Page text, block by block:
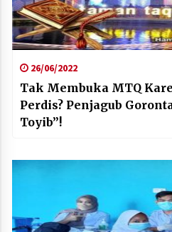
26/06/2022
Tak Membuka MTQ
Perdis? Penjagub
Toyib”!